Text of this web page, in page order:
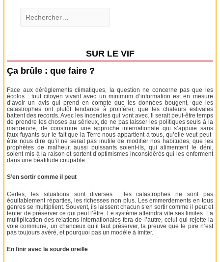
Rechercher :
SUR LE VIF
Ça brûle : que faire ?
Face aux dérèglements climatiques, la question ne concerne pas que les
écolos : tout citoyen vivant avec un minimum d’information est en mesure
d’avoir un avis qui prend en compte que les données bougent, que les
catastrophes ont plutôt tendance à proliférer, que les chaleurs estivales
battent des records. Avec les incendies qui vont avec. Il serait peut-être temps
de prendre les choses au sérieux, de ne pas laisser les politiques seuls à la
manœuvre, de construire une approche internationale qui s’appuie sans
faux-fuyants sur le fait que la Terre nous appartient à tous, qu’elle veut peut-
être nous dire qu’il ne serait pas inutile de modifier nos habitudes, que les
prophètes de malheur, aussi puissants soient-ils, qui alimentent le déni,
soient mis à la raison et sortent d’optimismes inconsidérés qui les enferment
dans une béatitude coupable.
S’en sortir comme il peut
Certes, les situations sont diverses : les catastrophes ne sont pas
équitablement réparties, les richesses non plus. Les emmerdements en tous
genres se multiplient. Souvent, ils laissent chacun s’en sortir comme il peut et
tenter de préserver ce qui peut l’être. Le système atteindra vite ses limites. La
multiplication des relations internationales fera de l’autre, celui qui rejette la
voie commune, un chanceux qu’il faut préserver, la preuve que le pire n’est
pas toujours avéré, et pourquoi pas un modèle à imiter.
En finir avec la sourde oreille